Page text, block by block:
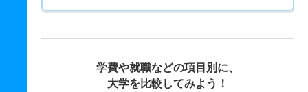
学費や就職などの項目別に、
大学を比較してみよう！